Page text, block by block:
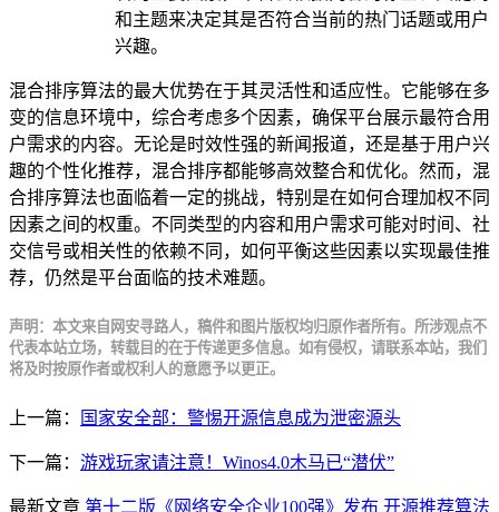
和主题来决定其是否符合当前的热门话题或用户
兴趣。
混合排序算法的最大优势在于其灵活性和适应性。它能够在多
变的信息环境中，综合考虑多个因素，确保平台展示最符合用
户需求的内容。无论是时效性强的新闻报道，还是基于用户兴
趣的个性化推荐，混合排序都能够高效整合和优化。然而，混
合排序算法也面临着一定的挑战，特别是在如何合理加权不同
因素之间的权重。不同类型的内容和用户需求可能对时间、社
交信号或相关性的依赖不同，如何平衡这些因素以实现最佳推
荐，仍然是平台面临的技术难题。
声明：本文来自网安寻路人，稿件和图片版权均归原作者所有。所涉观点不
代表本站立场，转载目的在于传递更多信息。如有侵权，请联系本站，我们
将及时按原作者或权利人的意愿予以更正。
上一篇： 国家安全部：警惕开源信息成为泄密源头
下一篇： 游戏玩家请注意！Winos4.0木马已“潜伏”
最新文章 第十二版《网络安全企业100强》发布 开源推荐算法